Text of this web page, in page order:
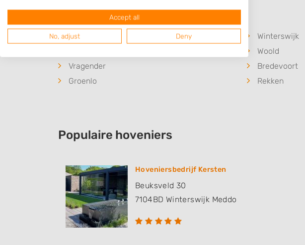
Plaatsen in de buurt
Winterswijk Huppel Winterswijk
Woold
Vragender
Bredevoort
Groenlo
Rekken
Populaire hoveniers
Hoveniersbedrijf Kersten
Beuksveld 30
7104BD Winterswijk Meddo
Accept all
No, adjust Deny